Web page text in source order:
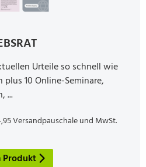
Urteile so schnell wie
10 Online-Seminare,
...
Versandpauschale und MwSt.
Produkt